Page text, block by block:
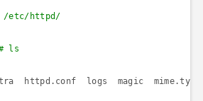
/etc/httpd/
ls
httpd.conf logs magic